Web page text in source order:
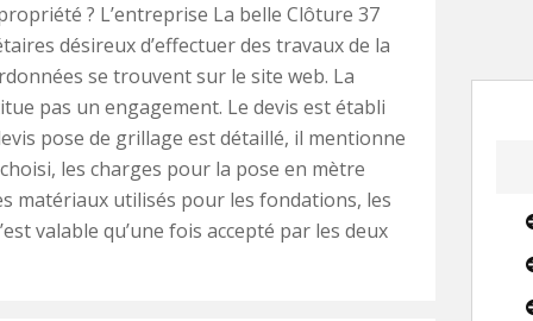
? L’entreprise La belle Clôture 37
désireux d’effectuer des travaux de la
se trouvent sur le site web. La
pas un engagement. Le devis est établi
pose de grillage est détaillé, il mentionne
les charges pour la pose en mètre
matériaux utilisés pour les fondations, les
valable qu’une fois accepté par les deux